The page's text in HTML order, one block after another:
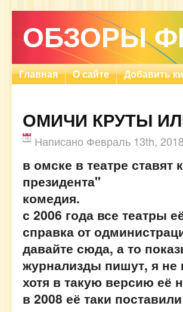
ОБЗОРЫ
Главная О сайте Добавить
ОМИЧИ КРУТЫ
Написано Февраль 13th, 2018
в омске в театре
президента"
комедия.
с 2006 года все театры
справка от
давайте сюда, а то
журнализды пишут, я не
хотя в такую версию её
в 2008 её таки